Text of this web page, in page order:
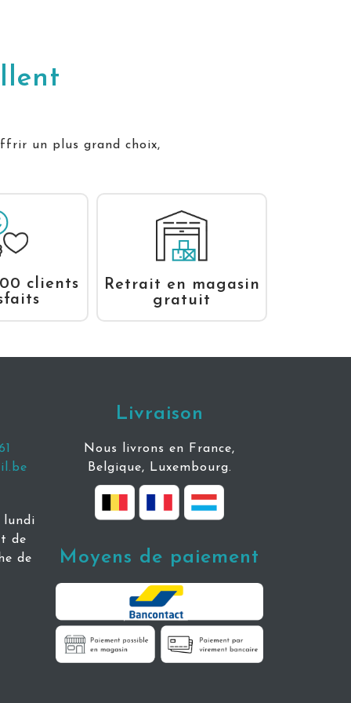
un plus grand choix,
clients
Retrait en magasin
gratuit
lundi
de
de
Livraison
Nous livrons en France,
Belgique, Luxembourg.
Moyens de paiement